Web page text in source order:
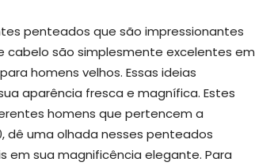
penteados que são impressionantes
cabelo são simplesmente excelentes em
homens velhos. Essas ideias
aparência fresca e magnífica. Estes
homens que pertencem a
dê uma olhada nesses penteados
​​em sua magnificência elegante. Para